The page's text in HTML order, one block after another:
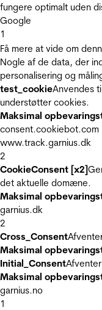
fungere optimalt uden
Google
1
Få mere at vide om
Nogle af de data, der
personalisering og
test_cookieAnvendes
understøtter cookies.
Maksimal
consent.cookiebot.com
www.track.garnius.dk
2
CookieConsent [x2]
det aktuelle domæne.
Maksimal
garnius.dk
2
Cross_Consent
Maksimal
Initial_ConsentAfventer
Maksimal
garnius.no
1